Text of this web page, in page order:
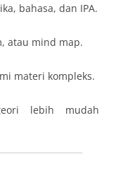
bahasa, dan IPA.
atau mind map.
materi kompleks.
lebih mudah